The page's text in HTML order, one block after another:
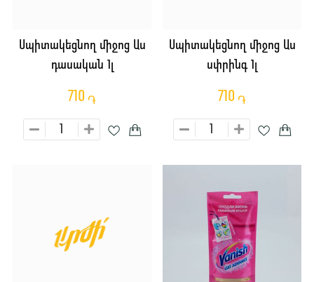
Սպիտակեցնող միջոց Աս
դասական 1լ
710 ֏
Սպիտակեցնող միջոց Աս
սփրինգ 1լ
710 ֏